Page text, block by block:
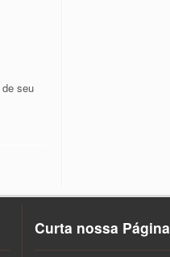
seu
Curta nossa Página